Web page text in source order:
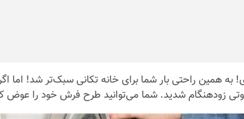
همین راحتی بار شما برای خانه تکانی سبک‌تر شد! اما
زودهنگام شدید. شما می‌توانید طرح فرش خود را عوض